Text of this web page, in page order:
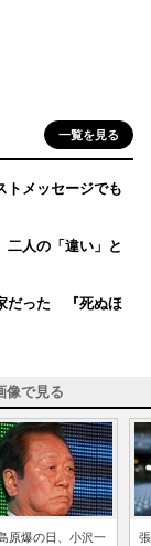
一覧を見る
メッセージでも
人の「違い」と
だった 『死ぬほ
像で見る
原爆の日、小沢一